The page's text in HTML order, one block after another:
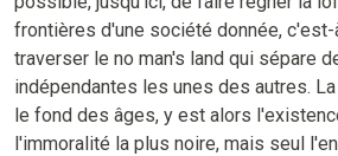
frontières d'une société donnée,
traverser le no man's land qui sépare
indépendantes les unes des autres.
le fond des âges, y est alors
l'immoralité la plus noire, mais seul